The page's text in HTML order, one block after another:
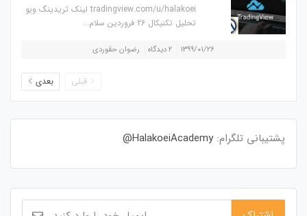
tradingview.com/u/halakoei لینک تریدینگ ویو
تحلیل تکنیکال 26 فروردین سلام...
۱۳۹۹/۰۱/۲۶ ۲ دیدگاه رضوان حقوردی
قبلی بعدی
پشتیبانی تلگرام: HalakoeiAcademy@